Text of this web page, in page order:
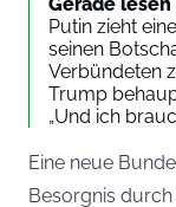
Gerade
Putin zieht
seinen
Verbündeten
Trump
„Und ich
Eine neue
Besorgnis